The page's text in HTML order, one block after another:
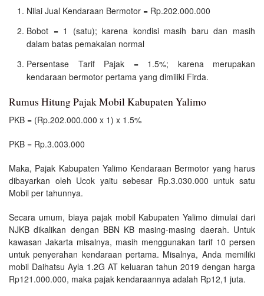
Nilai Jual Kendaraan Bermotor = Rp.202.000.000
Bobot = 1 (satu); karena kondisi masih baru dan masih
dalam batas pemakaian normal
Persentase Tarif Pajak = 1.5%; karena merupakan
kendaraan bermotor pertama yang dimiliki Firda.
Rumus Hitung Pajak Mobil Kabupaten Yalimo
PKB = (Rp.202.000.000 x 1) x 1.5%
PKB = Rp.3.003.000
Maka, Pajak Kabupaten Yalimo Kendaraan Bermotor yang harus
dibayarkan oleh Ucok yaitu sebesar Rp.3.030.000 untuk satu
Mobil per tahunnya.
Secara umum, biaya pajak mobil Kabupaten Yalimo dimulai dari
NJKB dikalikan dengan BBN KB masing-masing daerah. Untuk
kawasan Jakarta misalnya, masih menggunakan tarif 10 persen
untuk penyerahan kendaraan pertama. Misalnya, Anda memiliki
mobil Daihatsu Ayla 1.2G AT keluaran tahun 2019 dengan harga
Rp121.000.000, maka pajak kendaraannya adalah Rp12,1 juta.